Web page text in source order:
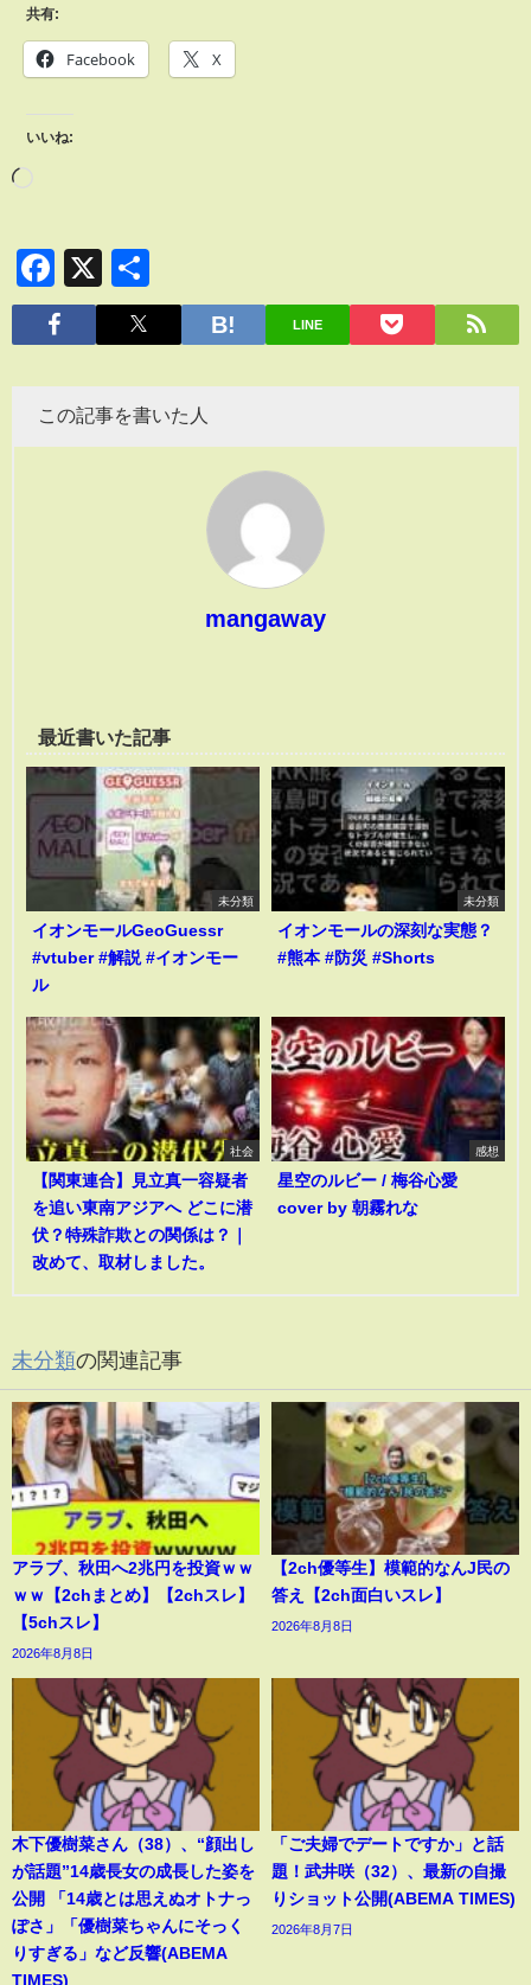
共有:
Facebook X
いいね:
Facebook
X
有
LINE
この記事を書いた人
mangaway
最近書いた記事
未分類
イオンモールGeoGuessr
#vtuber #解説 #イオンモー
ル
未分類
イオンモールの深刻な実態？
#熊本 #防災 #Shorts
社会
【関東連合】見立真一容疑者
を追い東南アジアへ どこに潜
伏？特殊詐欺との関係は？｜
改めて、取材しました。
感想
星空のルビー / 梅谷心愛
cover by 朝霧れな
未分類の関連記事
アラブ、秋田へ2兆円を投資ｗｗ
ｗｗ【2chまとめ】【2chスレ】
【5chスレ】
2026年8月8日
【2ch優等生】模範的なんJ民の
答え【2ch面白いスレ】
2026年8月8日
木下優樹菜さん（38）、“顔出し
が話題”14歳長女の成長した姿を
公開 「14歳とは思えぬオトナっ
ぽさ」「優樹菜ちゃんにそっく
りすぎる」など反響(ABEMA
TIMES)
「ご夫婦でデートですか」と話
題！武井咲（32）、最新の自撮
りショット公開(ABEMA TIMES)
2026年8月7日